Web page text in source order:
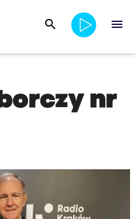
search menu
nr